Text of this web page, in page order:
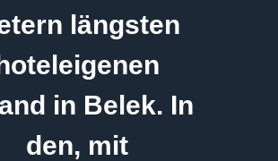
längsten
in Belek. In
den, mit